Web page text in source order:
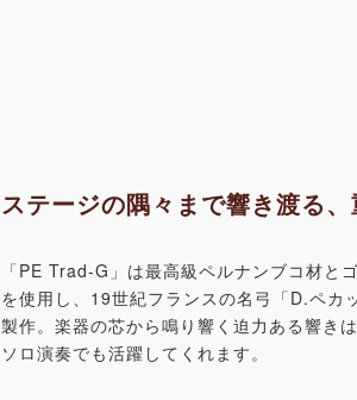
ステージの隅々まで響き渡る、
「PE Trad-G」は最高級ペルナンブコ材と
を使用し、19世紀フランスの名弓「D.ペカ
製作。楽器の芯から鳴り響く迫力ある響き
ソロ演奏でも活躍してくれます。